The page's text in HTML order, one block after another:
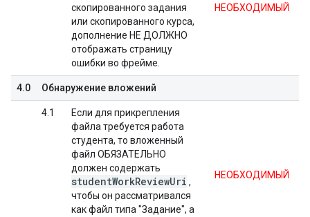
скопированного задания
или скопированного курса,
дополнение НЕ ДОЛЖНО
отображать страницу
ошибки во фрейме.
НЕОБХОДИМЫЙ
4.0 Обнаружение вложений
4.1
Если для прикрепления
файла требуется работа
студента, то вложенный
файл ОБЯЗАТЕЛЬНО
должен содержать
studentWorkReviewUri ,
чтобы он рассматривался
как файл типа "Задание", а
НЕОБХОДИМЫЙ